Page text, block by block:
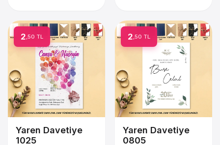
2,50 TL
Yaren Davetiye
1025
2,50 TL
Yaren Davetiye
0805